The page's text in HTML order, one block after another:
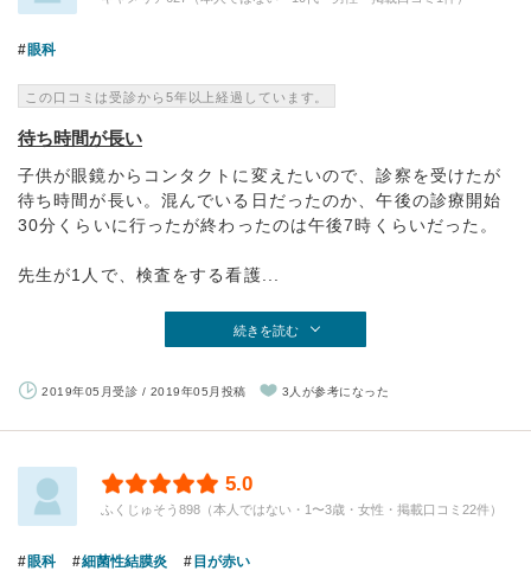
眼科
この口コミは受診から5年以上経過しています。
待ち時間が長い
子供が眼鏡からコンタクトに変えたいので、診察を受けたが
待ち時間が長い。混んでいる日だったのか、午後の診療開始
30分くらいに行ったが終わったのは午後7時くらいだった。
先生が1人で、検査をする看護...
続きを読む
2019年05月受診 / 2019年05月投稿 3人が参考になった
5.0
ふくじゅそう898（本人ではない・1〜3歳・女性・掲載口コミ22件）
眼科 細菌性結膜炎 目が赤い